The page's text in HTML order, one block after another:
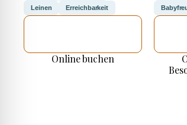
Leinen Erreichbarkeit
Online buchen